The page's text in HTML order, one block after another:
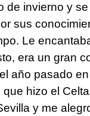
de invierno y
sus
Le
era un gran
año pasado en
hizo el
y me